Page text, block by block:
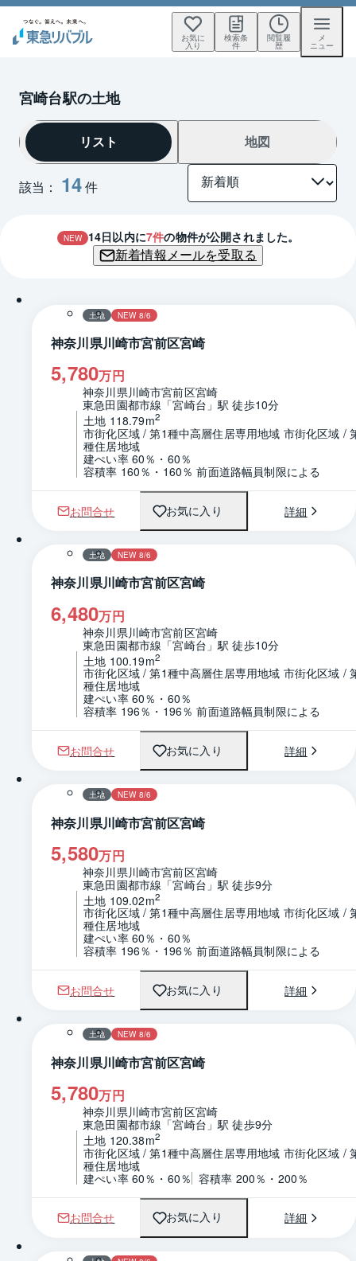
お気に
入り
検索条
件
閲覧履
歴
メ
ニュー
宮崎台駅の土地
該当： 14件
リスト 地図
NEW 14日以内に7件の物件が公開されました。
新着情報メールを受取る
土地 NEW 8/6
神奈川県川崎市宮前区宮崎
5,780万円
神奈川県川崎市宮前区宮崎
東急田園都市線「宮崎台」駅 徒歩10分
土地 118.79m2
市街化区域 / 第1種中高層住居専用地域 市街化区域 /
種住居地域
建ぺい率 60％・60％
容積率 160％・160％ 前面道路幅員制限による
お問合せ お気に入り 詳細
1 / 0
土地 NEW 8/6
神奈川県川崎市宮前区宮崎
6,480万円
神奈川県川崎市宮前区宮崎
東急田園都市線「宮崎台」駅 徒歩10分
土地 100.19m2
市街化区域 / 第1種中高層住居専用地域 市街化区域 /
種住居地域
建ぺい率 60％・60％
容積率 196％・196％ 前面道路幅員制限による
お問合せ お気に入り 詳細
1 / 0
土地 NEW 8/6
神奈川県川崎市宮前区宮崎
5,580万円
神奈川県川崎市宮前区宮崎
東急田園都市線「宮崎台」駅 徒歩9分
土地 109.02m2
市街化区域 / 第1種中高層住居専用地域 市街化区域 /
種住居地域
建ぺい率 60％・60％
容積率 196％・196％ 前面道路幅員制限による
お問合せ お気に入り 詳細
1 / 0
土地 NEW 8/6
神奈川県川崎市宮前区宮崎
5,780万円
神奈川県川崎市宮前区宮崎
東急田園都市線「宮崎台」駅 徒歩9分
土地 120.38m2
市街化区域 / 第1種中高層住居専用地域 市街化区域 /
種住居地域
建ぺい率 60％・60％ 容積率 200％・200％
お問合せ お気に入り 詳細
1 / 0